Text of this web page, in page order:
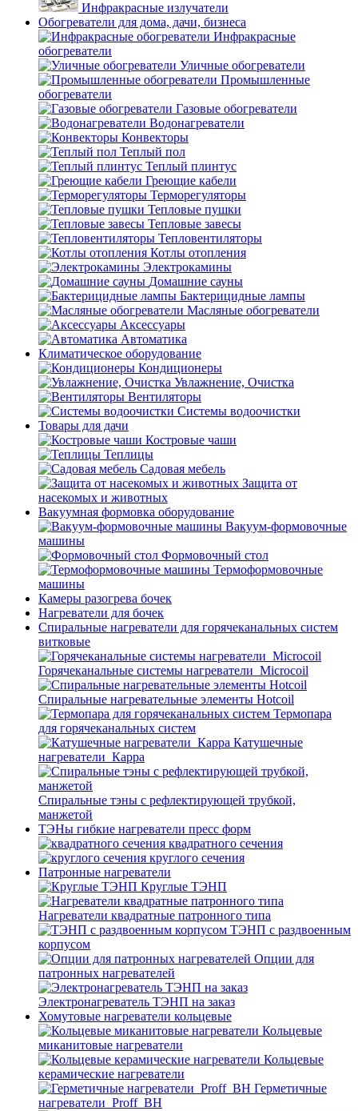
Инфракрасные излучатели
Обогреватели для дома, дачи, бизнеса
Инфракрасные
обогреватели
Уличные обогреватели
Промышленные
обогреватели
Газовые обогреватели
Водонагреватели
Конвекторы
Теплый пол
Теплый плинтус
Греющие кабели
Терморегуляторы
Тепловые пушки
Тепловые завесы
Тепловентиляторы
Котлы отопления
Электрокамины
Домашние сауны
Бактерицидные лампы
Масляные обогреватели
Аксессуары
Автоматика
Климатическое оборудование
Кондиционеры
Увлажнение, Очистка
Вентиляторы
Системы водоочистки
Товары для дачи
Костровые чаши
Теплицы
Садовая мебель
Защита от
насекомых и животных
Вакуумная формовка оборудование
Вакуум-формовочные
машины
Формовочный стол
Термоформовочные
машины
Камеры разогрева бочек
Нагреватели для бочек
Спиральные нагреватели для горячеканальных систем
витковые
Горячеканальные системы нагреватели_Microcoil
Спиральные нагревательные элементы Hotcoil
Термопара
для горячеканальных систем
Катушечные
нагреватели_Карра
Спиральные тэны с рефлектирующей трубкой,
манжетой
ТЭНы гибкие нагреватели пресс форм
квадратного сечения
круглого сечения
Патронные нагреватели
Круглые ТЭНП
Нагреватели квадратные патронного типа
ТЭНП с раздвоенным
корпусом
Опции для
патронных нагревателей
Электронагреватель ТЭНП на заказ
Хомутовые нагреватели кольцевые
Кольцевые
миканитовые нагреватели
Кольцевые
керамические нагреватели
Герметичные
нагреватели_Proff_BH